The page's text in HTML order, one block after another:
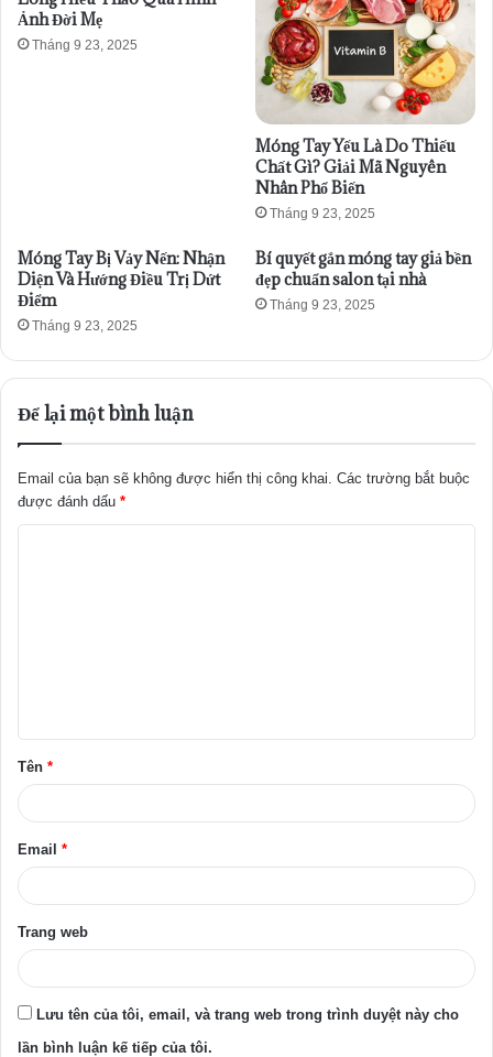
Ảnh Đời Mẹ
Tháng 9 23, 2025
Móng Tay Yếu Là Do Thiếu
Chất Gì? Giải Mã Nguyên
Nhân Phổ Biến
Tháng 9 23, 2025
Móng Tay Bị Vảy Nến: Nhận
Diện Và Hướng Điều Trị Dứt
Điểm
Tháng 9 23, 2025
Bí quyết gắn móng tay giả bền
đẹp chuẩn salon tại nhà
Tháng 9 23, 2025
Để lại một bình luận
Email của bạn sẽ không được hiển thị công khai. Các trường bắt buộc
được đánh dấu *
ậ
n
Tên *
Email *
Trang web
Lưu tên của tôi, email, và trang web trong trình duyệt này cho
lần bình luận kế tiếp của tôi.